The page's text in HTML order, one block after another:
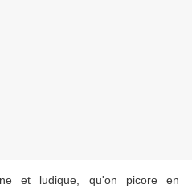
et ludique, qu'on picore en